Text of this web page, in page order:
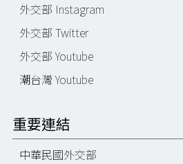
外交部 Instagram
外交部 Twitter
外交部 Youtube
潮台灣 Youtube
重要連結
中華民國外交部